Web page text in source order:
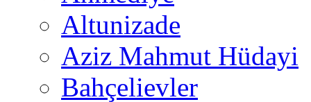
Altunizade
Aziz Mahmut Hüdayi
Bahçelievler